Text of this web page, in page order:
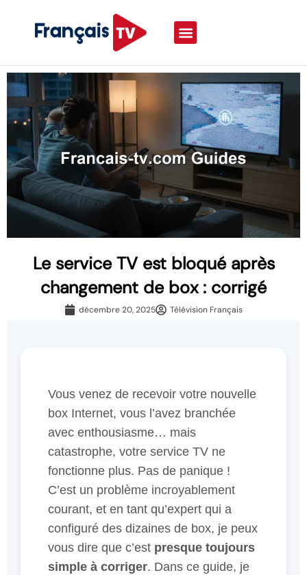
Le service TV est bloqué après
changement de box : corrigé
décembre 20, 2025 Télévision Français
Vous venez de recevoir votre nouvelle
box Internet, vous l’avez branchée
avec enthousiasme… mais
catastrophe, votre service TV ne
fonctionne plus. Pas de panique !
C’est un problème incroyablement
courant, et en tant qu’expert qui a
configuré des dizaines de box, je peux
vous dire que c’est presque toujours
simple à corriger. Dans ce guide, je